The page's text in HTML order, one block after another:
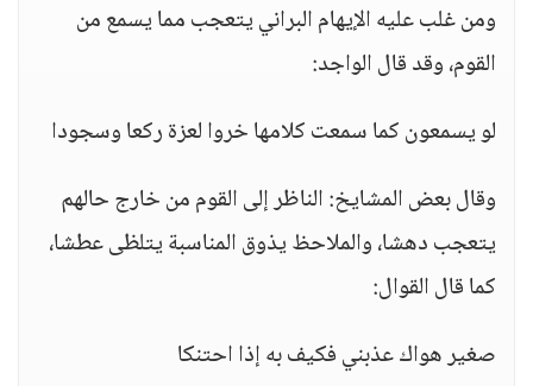
ومن غلب عليه الإيهام البراني يتعجب مما يسمع من
القوم، وقد قال الواجد:
لو يسمعون كما سمعت كلامها خروا لعزة ركعا وسجودا
وقال بعض المشايخ: الناظر إلى القوم من خارج حالهم
يتعجب دهشا، والملاحظ يذوق المناسبة يتلظى عطشا،
كما قال القوال:
صغير هواك عذبني فكيف به إذا احتنكا